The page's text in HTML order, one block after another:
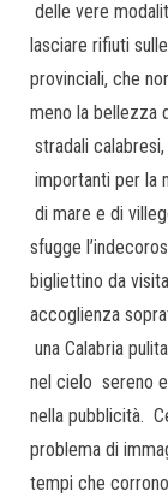
delle vere
lasciare rifiuti
provinciali, che
meno la bellezza
stradali
importanti per
di mare e di
sfugge
bigliettino da
accoglienza
una Calabria
nel cielo sereno
nella pubblicità.
problema di
tempi che